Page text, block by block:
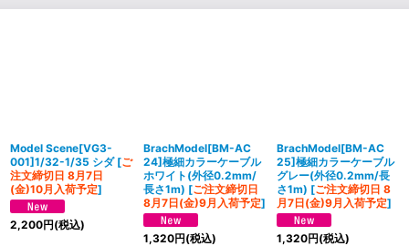
Model Scene[VG3-
001]1/32-1/35 シダ [ご
注文締切日 8月7日
(金)10月入荷予定]
2,200円(税込)
BrachModel[BM-AC
24]極細カラーケーブル
ホワイト(外径0.2mm/
長さ1m) [ご注文締切日
8月7日(金)9月入荷予定]
1,320円(税込)
BrachModel[BM-AC
25]極細カラーケーブル
グレー(外径0.2mm/長
さ1m) [ご注文締切日 8
月7日(金)9月入荷予定]
1,320円(税込)